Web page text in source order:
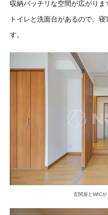
収納バッチリな空間が広がりま
トイレと洗面台があるので、
す。
玄関扉とWIC